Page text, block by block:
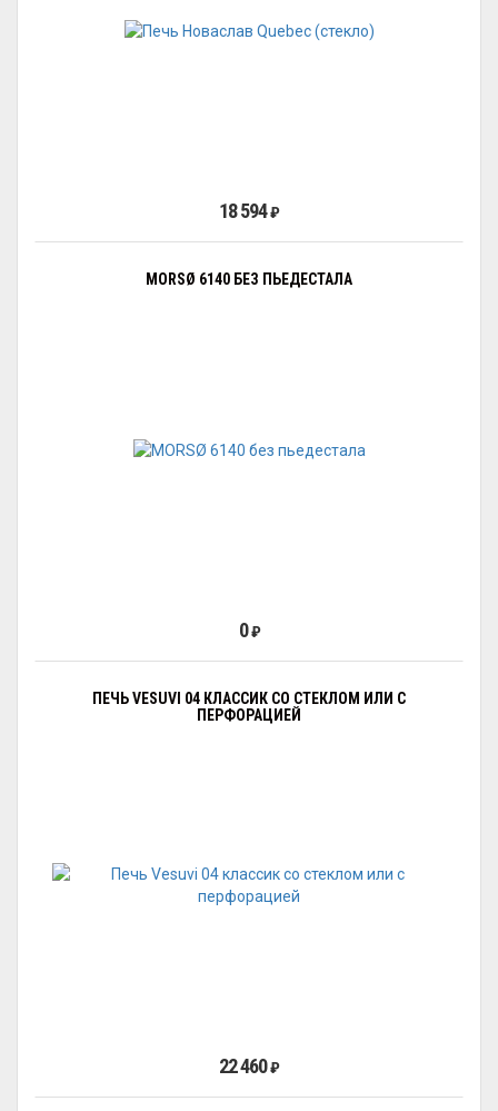
18 594₽
MORSØ 6140 БЕЗ ПЬЕДЕСТАЛА
0₽
ПЕЧЬ VESUVI 04 КЛАССИК СО СТЕКЛОМ ИЛИ С
ПЕРФОРАЦИЕЙ
22 460₽